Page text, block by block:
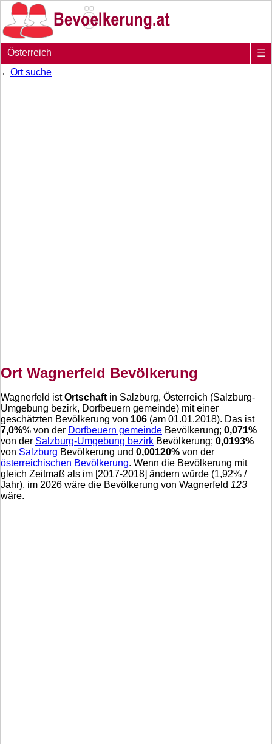
Österreich
☰
←Ort suche
Ort Wagnerfeld Bevölkerung
Wagnerfeld istOrtschaft in Salzburg, Österreich (Salzburg-
Umgebung bezirk, Dorfbeuern gemeinde) mit einer
geschätzten Bevölkerung von 106 (am 01.01.2018). Das ist
7,0%% von der Dorfbeuern gemeinde Bevölkerung; 0,071%
von der Salzburg-Umgebung bezirk Bevölkerung; 0,0193%
von Salzburg Bevölkerung und 0,00120% von der
österreichischen Bevölkerung. Wenn die Bevölkerung mit
gleich Zeitmaß als im [2017-2018] ändern würde (1,92% /
Jahr), im 2026 wäre die Bevölkerung von Wagnerfeld 123
wäre.